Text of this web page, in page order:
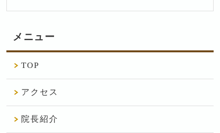
メニュー
TOP
アクセス
院長紹介